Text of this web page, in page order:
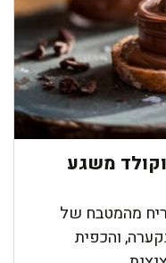
משגע
מהמטבח של
והכפית